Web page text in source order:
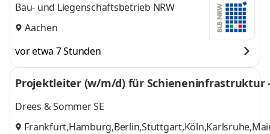
Bau- und Liegenschaftsbetrieb NRW
Aachen
vor etwa 7 Stunden
Projektleiter (w/m/d) für Schieneninfrastruktur
Drees & Sommer SE